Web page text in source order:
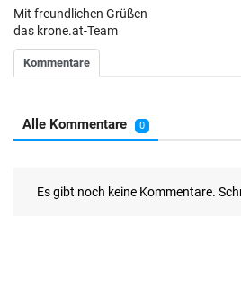
Mit freundlichen Grüßen
das krone.at-Team